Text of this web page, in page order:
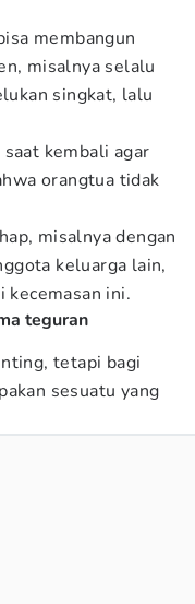
membangun
misalnya selalu
singkat, lalu
kembali agar
orangtua tidak
misalnya dengan
keluarga lain,
kecemasan ini.
teguran
tetapi bagi
sesuatu yang